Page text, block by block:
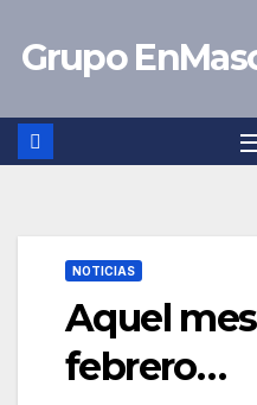
Grupo
NOTICIAS
Aquel
febrero…